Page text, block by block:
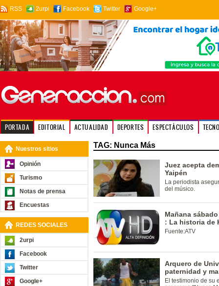
RSS 2urpi Facebook Twitter Google+
PORTADA EDITORIAL ACTUALIDAD DEPORTES ESPECTÁCULOS
Nuestros sitios
Opinión
Turismo
Notas de prensa
Encuestas
REDES SOCIALES
2urpi
Facebook
Twitter
Google+
TAG: Nunca Más
Juez acepta
Yaipén
La periodista
del músico.
Mañana
: La historia de
Fuente:ATV
Arquero de
paternidad y
El testimonio de su